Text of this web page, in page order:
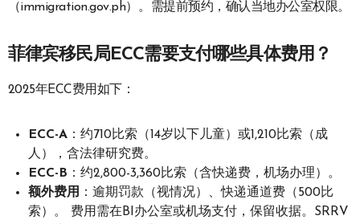
（immigration.gov.ph）。需提前预约，确认当地办公室权限。
菲律宾移民局ECC需要支付哪些具体费用？
2025年ECC费用如下：
ECC-A ：约710比索（14岁以下儿童）或1,210比索（成
人），含法律研究费。
ECC-B ：约2,800-3,360比索（含快递费，机场办理）。
额外费用 ：逾期罚款（视情况）、快递通道费（500比
索）。 费用需在BI办公室或机场支付，保留收据。SRRV